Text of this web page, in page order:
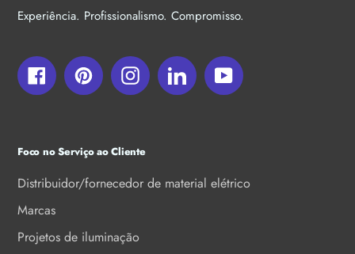
Experiência. Profissionalismo. Compromisso.
FacebookPinterestInstagramLinkedInYouTube
Foco no Serviço ao Cliente
Distribuidor/fornecedor de material elétrico
Marcas
Projetos de iluminação